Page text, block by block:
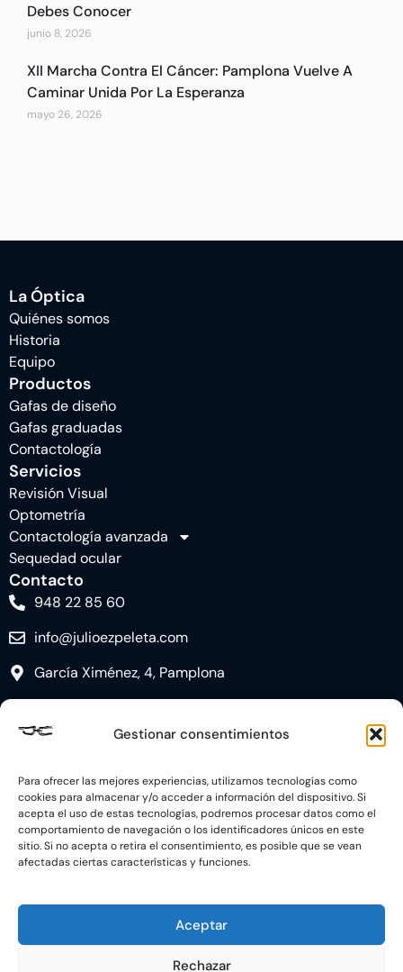
Gestionar consentimientos
Para ofrecer las mejores experiencias, utilizamos tecnologías como
cookies para almacenar y/o acceder a información del dispositivo. Si
acepta el uso de estas tecnologías, podremos procesar datos como el
comportamiento de navegación o los identificadores únicos en este
sitio. Si no acepta o retira el consentimiento, es posible que se vean
afectadas ciertas características y funciones.
Aceptar
Rechazar
Debes Conocer
junio 8, 2026
XII Marcha Contra El Cáncer: Pamplona Vuelve A
Caminar Unida Por La Esperanza
mayo 26, 2026
La Óptica
Quiénes somos
Historia
Equipo
Productos
Gafas de diseño
Gafas graduadas
Contactología
Servicios
Revisión Visual
Optometría
Contactología avanzada
Sequedad ocular
Contacto
948 22 85 60
info@julioezpeleta.com
García Ximénez, 4, Pamplona
Síguenos
AVISO LEGAL POLÍTICA DE PRIVACIDAD
Financiado por la Unión Europea con el Programa Kit Digital, por los Fondos